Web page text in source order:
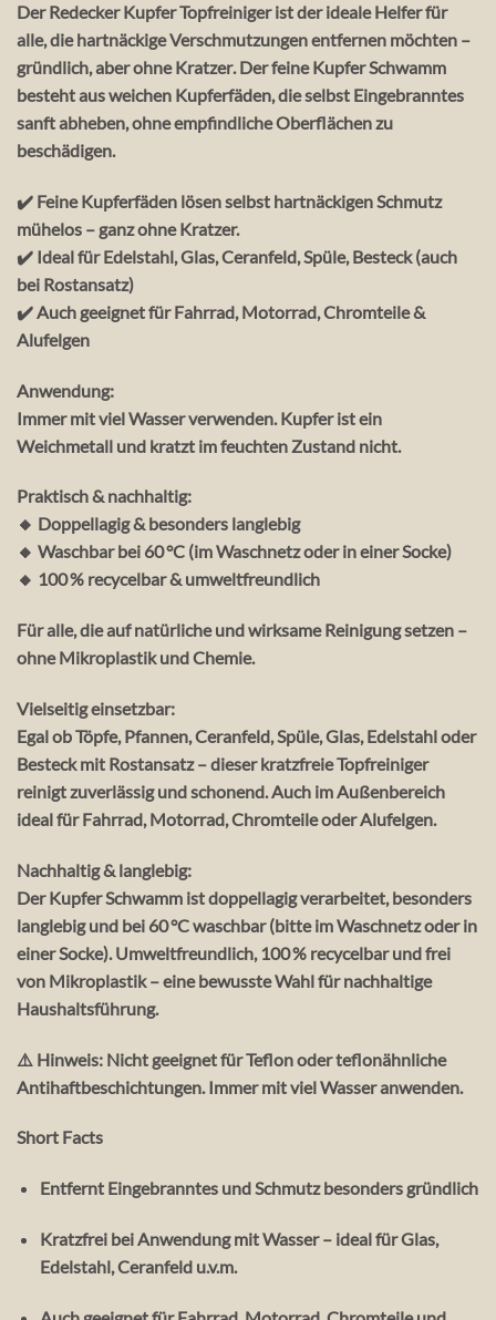
Der Redecker Kupfer Topfreinigerist der ideale Helfer für
alle, die hartnäckige Verschmutzungen entfernen möchten –
gründlich, aber ohne Kratzer. Der feineKupfer Schwamm
besteht aus weichen Kupferfäden, die selbst Eingebranntes
sanft abheben, ohne empfindliche Oberflächen zu
beschädigen.
✔️ Feine Kupferfäden lösen selbst hartnäckigen Schmutz
mühelos – ganz ohne Kratzer.
✔️ Ideal für Edelstahl, Glas, Ceranfeld, Spüle, Besteck (auch
bei Rostansatz)
✔️ Auch geeignet für Fahrrad, Motorrad, Chromteile &
Alufelgen
Anwendung:
Immer mit viel Wasser verwenden. Kupfer ist ein
Weichmetall und kratzt im feuchten Zustand nicht.
Praktisch & nachhaltig:
🔸 Doppellagig & besonders langlebig
🔸 Waschbar bei 60 °C (im Waschnetz oder in einer Socke)
🔸 100 % recycelbar & umweltfreundlich
Für alle, die auf natürliche und wirksame Reinigung setzen –
ohne Mikroplastik und Chemie.
Vielseitig einsetzbar:
Egal ob Töpfe, Pfannen, Ceranfeld, Spüle, Glas, Edelstahl oder
Besteck mit Rostansatz – dieserkratzfreie Topfreiniger
reinigt zuverlässig und schonend. Auch im Außenbereich
ideal für Fahrrad, Motorrad, Chromteile oder Alufelgen.
Nachhaltig & langlebig:
DerKupfer Schwamm ist doppellagig verarbeitet, besonders
langlebig und bei 60 °C waschbar (bitte im Waschnetz oder in
einer Socke). Umweltfreundlich, 100 % recycelbarund frei
von Mikroplastik – eine bewusste Wahl für nachhaltige
Haushaltsführung.
⚠️ Hinweis: Nicht geeignet für Teflon oder teflonähnliche
Antihaftbeschichtungen. Immer mit viel Wasser anwenden.
Short Facts
Entfernt Eingebranntes und Schmutz besonders gründlich
Kratzfrei bei Anwendung mit Wasser – ideal für Glas,
Edelstahl, Ceranfeld u.v.m.